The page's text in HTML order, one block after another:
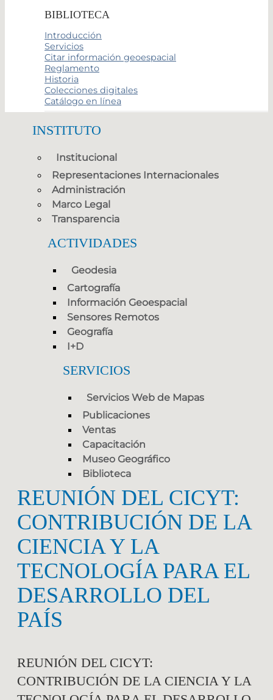
BIBLIOTECA
Introducción
Servicios
Citar información geoespacial
Reglamento
Historia
Colecciones digitales
Catálogo en línea
INSTITUTO
Institucional
Representaciones Internacionales
Administración
Marco Legal
Transparencia
ACTIVIDADES
Geodesia
Cartografía
Información Geoespacial
Sensores Remotos
Geografía
I+D
SERVICIOS
Servicios Web de Mapas
Publicaciones
Ventas
Capacitación
Museo Geográfico
Biblioteca
REUNIÓN DEL CICYT:
CONTRIBUCIÓN DE LA
CIENCIA Y LA
TECNOLOGÍA PARA EL
DESARROLLO DEL
PAÍS
REUNIÓN DEL CICYT:
CONTRIBUCIÓN DE LA CIENCIA Y LA